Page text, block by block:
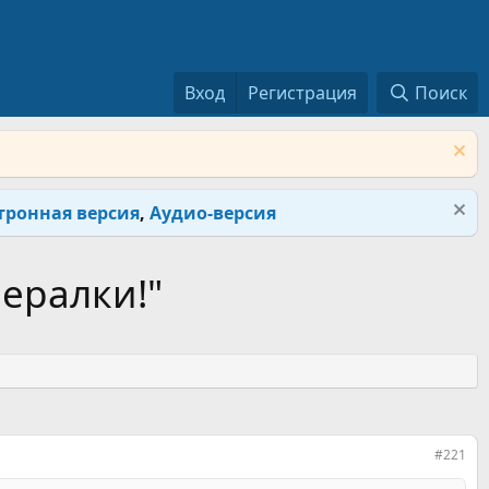
Вход Регистрация Поиск
версия, Аудио-версия
#221